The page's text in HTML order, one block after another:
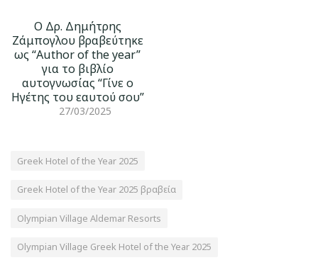
Ο Δρ. Δημήτρης
Ζάμπογλου βραβεύτηκε
ως “Author of the year”
για το βιβλίο
αυτογνωσίας “Γίνε ο
Ηγέτης του εαυτού σου”
27/03/2025
Greek Hotel of the Year 2025
Greek Hotel of the Year 2025 βραβεία
Olympian Village Aldemar Resorts
Olympian Village Greek Hotel of the Year 2025